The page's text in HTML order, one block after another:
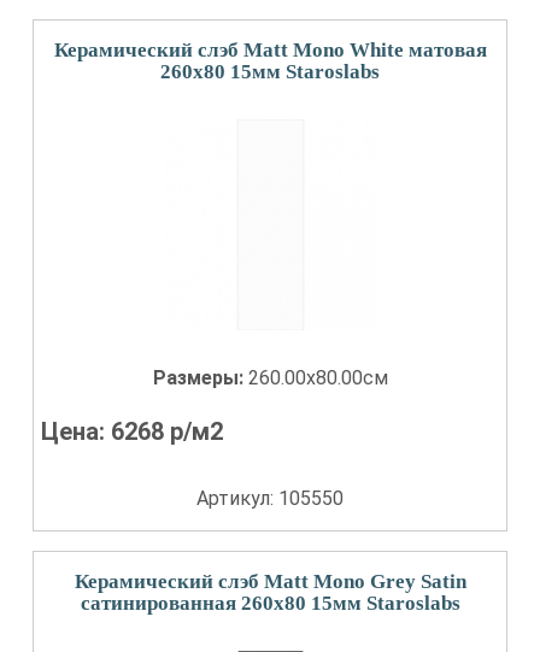
Керамический слэб Matt Mono White матовая
260x80 15мм Staroslabs
Размеры: 260.00x80.00см
Цена: 6268 р/м2
Артикул: 105550
Керамический слэб Matt Mono Grey Satin
сатинированная 260x80 15мм Staroslabs